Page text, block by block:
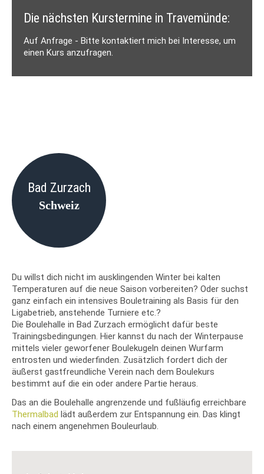
Die nächsten Kurstermine in Travemünde:
Auf Anfrage - Bitte kontaktiert mich bei Interesse, um
einen Kurs anzufragen.
Bad Zurzach
Schweiz
Du willst dich nicht im ausklingenden Winter bei kalten
Temperaturen auf die neue Saison vorbereiten? Oder suchst
ganz einfach ein intensives Bouletraining als Basis für den
Ligabetrieb, anstehende Turniere etc.?
Die Boulehalle in Bad Zurzach ermöglicht dafür beste
Trainingsbedingungen. Hier kannst du nach der Winterpause
mittels vieler geworfener Boulekugeln deinen Wurfarm
entrosten und wiederfinden. Zusätzlich fordert dich der
äußerst gastfreundliche Verein nach dem Boulekurs
bestimmt auf die ein oder andere Partie heraus.
Das an die Boulehalle angrenzende und fußläufig erreichbare
Thermalbad lädt außerdem zur Entspannung ein. Das klingt
nach einem angenehmen Bouleurlaub.